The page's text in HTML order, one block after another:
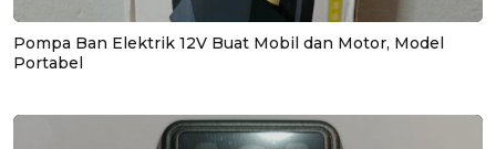
Pompa Ban Elektrik 12V Buat Mobil dan Motor, Model
Portabel